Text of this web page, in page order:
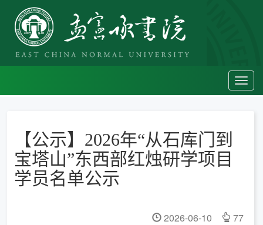
【公示】2026年“从石库门到
宝塔山”东西部红烛研学项目
学员名单公示
2026-06-10 77